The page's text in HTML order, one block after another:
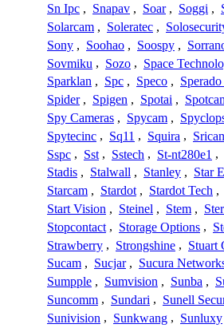
Sn Ipc , Snapav , Soar , Soggi ,
Solarcam , Soleratec ,
Sony , Soohao , Soospy ,
Sovmiku , Sozo , Space
Sparklan , Spc , Speco ,
Spider , Spigen , Spotai ,
Spy Cameras , Spycam ,
Spytecinc , Sq11 , Squira ,
Sspc , Sst , Sstech , St-nt280e1 ,
Stadis , Stalwall , Stanley , Star
Starcam , Stardot , Stardot Tech ,
Start Vision , Steinel , Stem ,
Stopcontact , Storage Options ,
Strawberry , Strongshine , Stuart
Sucam , Sucjar , Sucura
Sumpple , Sumvision , Sunba ,
Suncomm , Sundari , Sunell
Sunivision , Sunkwang , Sunluxy